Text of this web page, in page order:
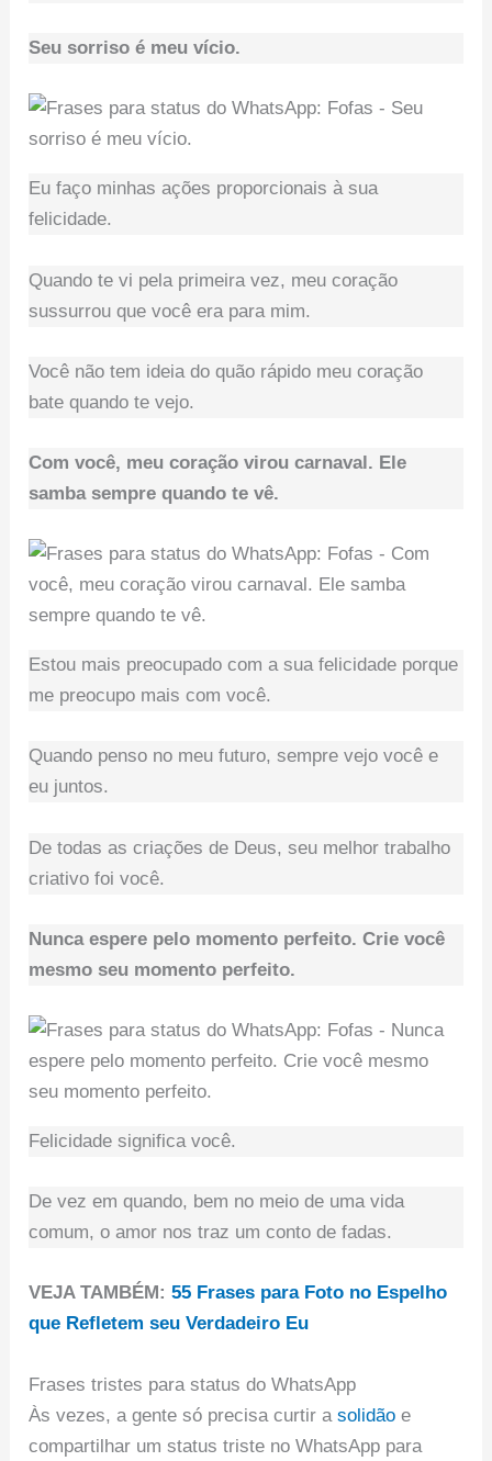
Seu sorriso é meu vício.
Eu faço minhas ações proporcionais à sua
felicidade.
Quando te vi pela primeira vez, meu coração
sussurrou que você era para mim.
Você não tem ideia do quão rápido meu coração
bate quando te vejo.
Com você, meu coração virou carnaval. Ele
samba sempre quando te vê.
Estou mais preocupado com a sua felicidade porque
me preocupo mais com você.
Quando penso no meu futuro, sempre vejo você e
eu juntos.
De todas as criações de Deus, seu melhor trabalho
criativo foi você.
Nunca espere pelo momento perfeito. Crie você
mesmo seu momento perfeito.
Felicidade significa você.
De vez em quando, bem no meio de uma vida
comum, o amor nos traz um conto de fadas.
VEJA TAMBÉM:55 Frases para Foto no Espelho
que Refletem seu Verdadeiro Eu
Frases tristes para status do WhatsApp
Às vezes, a gente só precisa curtir asolidão e
compartilhar um status triste no WhatsApp para